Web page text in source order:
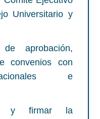
Universitario y
aprobación,
convenios con
e
y firmar la